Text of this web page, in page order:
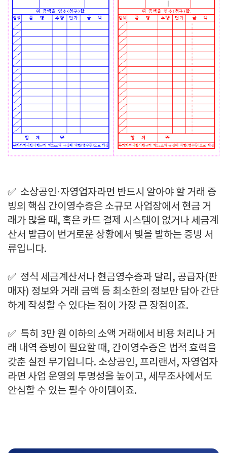
✅ 소상공인·자영업자라면 반드시 알아야 할 거래 증
빙의 핵심 간이영수증은 소규모 사업장에서 현금 거
래가 많을 때, 혹은 카드 결제 시스템이 없거나 세금계
산서 발급이 번거로운 상황에서 빛을 발하는 증빙 서
류입니다.
✅ 정식 세금계산서나 현금영수증과 달리, 공급자(판
매자) 정보와 거래 금액 등 최소한의 정보만 담아 간단
하게 작성할 수 있다는 점이 가장 큰 장점이죠.
✅ 특히 3만 원 이하의 소액 거래에서 비용 처리나 거
래 내역 증빙이 필요할 때, 간이영수증은 법적 효력을
갖춘 실전 무기입니다. 소상공인, 프리랜서, 자영업자
라면 사업 운영의 투명성을 높이고, 세무조사에서도
안심할 수 있는 필수 아이템이죠.